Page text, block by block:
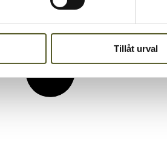
Tillåt urval